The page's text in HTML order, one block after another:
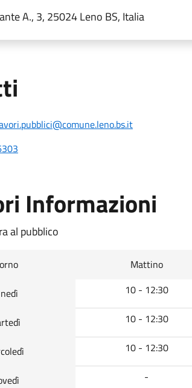
A., 3, 25024 Leno BS, Italia
Informazioni
al pubblico
Mattino
10 - 12:30
10 - 12:30
10 - 12:30
-